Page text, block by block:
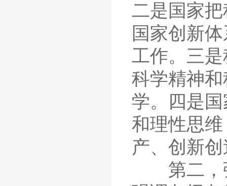
二是国家
国家创新
工作。三
科学精神
学。四是
和理性思
产、创新
第二，强